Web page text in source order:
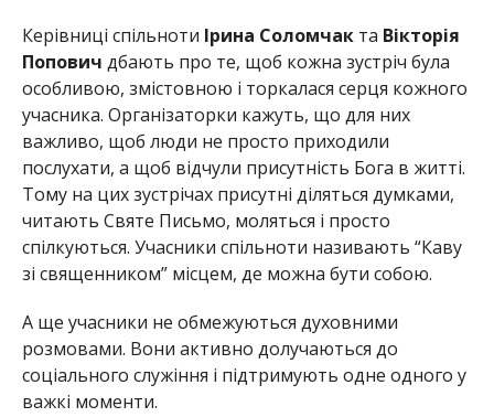
Керівниці спільноти Ірина Соломчакта Вікторія
Попович дбають про те, щоб кожна зустріч була
особливою, змістовною і торкалася серця кожного
учасника. Організаторки кажуть, що для них
важливо, щоб люди не просто приходили
послухати, а щоб відчули присутність Бога в житті.
Тому на цих зустрічах присутні діляться думками,
читають Святе Письмо, моляться і просто
спілкуються. Учасники спільноти називають “Каву
зі священником” місцем, де можна бути собою.
А ще учасники не обмежуються духовними
розмовами. Вони активно долучаються до
соціального служіння і підтримують одне одного у
важкі моменти.